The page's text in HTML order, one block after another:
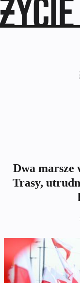
Dwa marsze
Trasy,